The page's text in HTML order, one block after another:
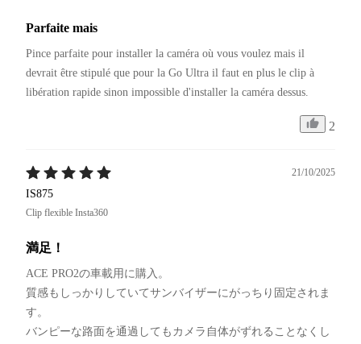
Parfaite mais
Pince parfaite pour installer la caméra où vous voulez mais il
devrait être stipulé que pour la Go Ultra il faut en plus le clip à
libération rapide sinon impossible d'installer la caméra dessus.
2
21/10/2025
IS875
Clip flexible Insta360
満足！
ACE PRO2の車載用に購入。
質感もしっかりしていてサンバイザーにがっちり固定されま
す。
バンピーな路面を通過してもカメラ自体がずれることなくし